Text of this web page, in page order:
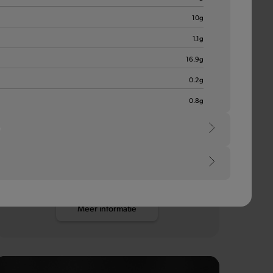
Pauwels Sweet
Meer informatie
10g
1.1g
16.9g
0.2g
0.8g